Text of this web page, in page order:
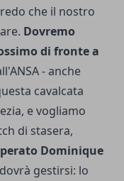
che il nostro
Dovremo
di fronte a
- anche
cavalcata
e vogliamo
di stasera,
Dominique
gestirsi: lo